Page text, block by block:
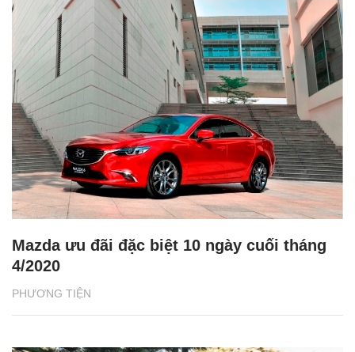
PHƯƠNG TIỆN
Mazda ưu đãi đặc biệt 10 ngày cuối tháng
4/2020